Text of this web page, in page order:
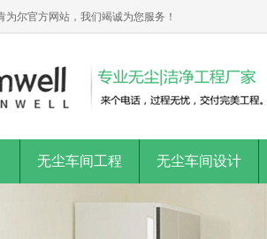
为尔官方网站，我们竭诚为您服务！
无尘车间工程 无尘车间设计